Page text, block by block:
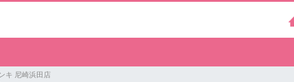
キ 尼崎浜田店